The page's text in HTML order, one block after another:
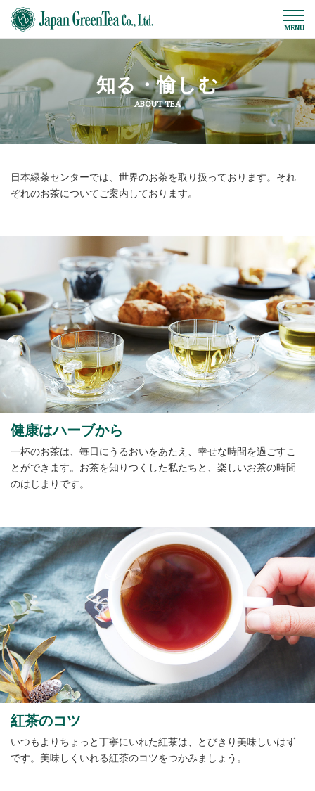
知る・愉しむ
ABOUT TEA
日本緑茶センターでは、世界のお茶を取り扱っております。それ
ぞれのお茶についてご案内しております。
健康はハーブから
一杯のお茶は、毎日にうるおいをあたえ、幸せな時間を過ごすこ
とができます。お茶を知りつくした私たちと、楽しいお茶の時間
のはじまりです。
紅茶のコツ
いつもよりちょっと丁寧にいれた紅茶は、とびきり美味しいはず
です。美味しくいれる紅茶のコツをつかみましょう。